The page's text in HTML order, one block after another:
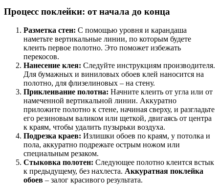
Процесс поклейки: от начала до конца
Разметка стен: С помощью уровня и карандаша
наметьте вертикальные линии, по которым будете
клеить первое полотно. Это поможет избежать
перекосов.
Нанесение клея: Следуйте инструкциям производителя.
Для бумажных и виниловых обоев клей наносится на
полотно, для флизелиновых – на стену.
Приклеивание полотна: Начните клеить от угла или от
намеченной вертикальной линии. Аккуратно
приложите полотно к стене, начиная сверху, и разгладьте
его резиновым валиком или щеткой, двигаясь от центра
к краям, чтобы удалить пузырьки воздуха.
Подрезка краев: Излишки обоев по краям, у потолка и
пола, аккуратно подрежьте острым ножом или
специальным резаком.
Стыковка полотен: Следующее полотно клеится встык
к предыдущему, без нахлеста. Аккуратная поклейка
обоев – залог красивого результата.